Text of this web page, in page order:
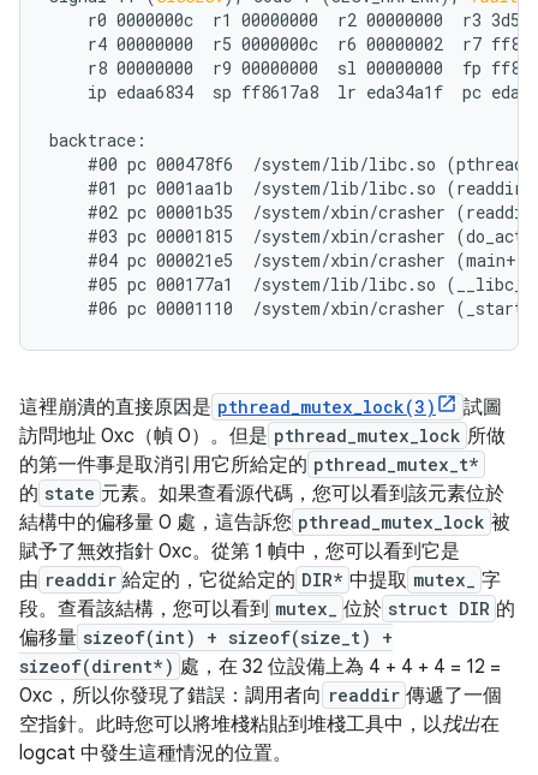
r0 0000000c  r1 00000000  r2 00000000  r3
r4 00000000  r5 0000000c  r6 00000002  r7
r8 00000000  r9 00000000  sl 00000000  fp
ip edaa6834  sp ff8617a8  lr eda34a1f  pc
backtrace:
#00 pc 000478f6  /system/lib/libc.so
#01 pc 0001aa1b  /system/lib/libc.so
#02 pc 00001b35  /system/xbin/crasher
#03 pc 00001815  /system/xbin/crasher
#04 pc 000021e5  /system/xbin/crasher
#05 pc 000177a1  /system/lib/libc.so
這裡崩潰的直接原因是 pthread_mutex_lock(3)
試圖
訪問地址 0xc（幀 0）。但是 pthread_mutex_lock 所做
的第一件事是取消引用它所給定的 pthread_mutex_t*
的 state 元素。如果查看源代碼，您可以看到該元素位於
結構中的偏移量 0 處，這告訴您 pthread_mutex_lock 被
賦予了無效指針 0xc。從第 1 幀中，您可以看到它是
由 readdir 給定的，它從給定的 DIR* 中提取 mutex_
字
段。查看該結構，您可以看到 mutex_ 位於 struct DIR 的
偏移量 sizeof(int) + sizeof(size_t) +
sizeof(dirent*) 處，在 32 位設備上為 4 + 4 + 4 = 12 =
0xc，所以你發現了錯誤：調用者向 readdir 傳遞了一個
空指針。此時您可以將堆棧粘貼到堆棧工具中，以找出在
logcat 中發生這種情況的位置。